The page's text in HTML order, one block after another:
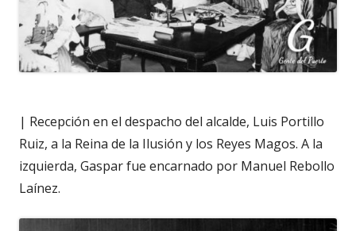
| Recepción en el despacho del alcalde, Luis Portillo
Ruiz, a la Reina de la Ilusión y los Reyes Magos. A la
izquierda, Gaspar fue encarnado por Manuel Rebollo
Laínez.